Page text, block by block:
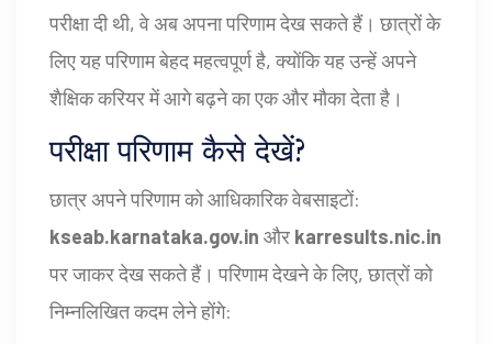
परीक्षा दी थी, वे अब अपना परिणाम देख सकते हैं। छात्रों के
लिए यह परिणाम बेहद महत्वपूर्ण है, क्योंकि यह उन्हें अपने
शैक्षिक करियर में आगे बढ़ने का एक और मौका देता है।
परीक्षा परिणाम कैसे देखें?
छात्र अपने परिणाम को आधिकारिक वेबसाइटों:
kseab.karnataka.gov.in और karresults.nic.in
पर जाकर देख सकते हैं। परिणाम देखने के लिए, छात्रों को
निम्नलिखित कदम लेने होंगे: